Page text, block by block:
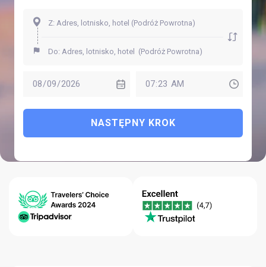
NASTĘPNY KROK
Centrum
Gwarancja
Najniższej